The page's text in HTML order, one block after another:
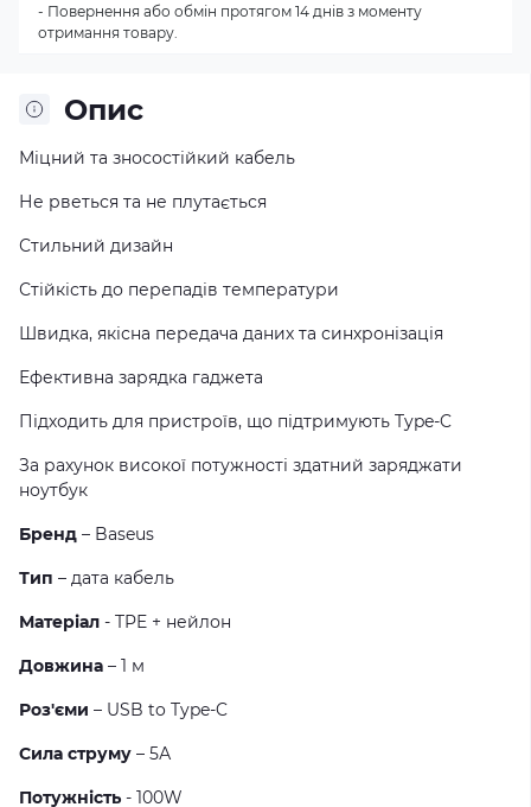
Опис
Міцний та зносостійкий кабель
Не рветься та не плутається
Стильний дизайн
Стійкість до перепадів температури
Швидка, якісна передача даних та синхронізація
Ефективна зарядка гаджета
Підходить для пристроїв, що підтримують Type-C
За рахунок високої потужності здатний заряджати
ноутбук
Бренд – Baseus
Тип – дата кабель
Матеріал - TPE + нейлон
Довжина – 1 м
Роз'єми – USB to Type-C
Сила струму – 5А
Потужність - 100W
- Повернення або обмін протягом 14 днів з моменту
отримання товару.